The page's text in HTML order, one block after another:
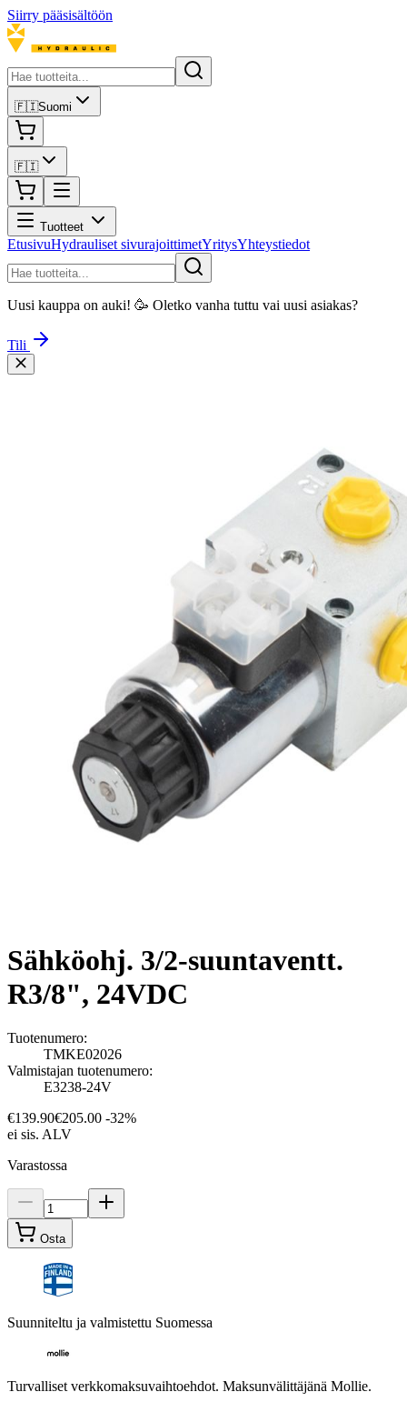
Siirry pääsisältöön
🇫🇮Suomi
🇫🇮
Tuotteet
EtusivuHydrauliset sivurajoittimetYritysYhteystiedot
Uusi kauppa on auki! 🥳 Oletko vanha tuttu vai uusi asiakas?
Tili
Sähköohj. 3/2-suuntaventt.
R3/8", 24VDC
Tuotenumero:
TMKE02026
Valmistajan tuotenumero:
E3238-24V
€139.90€205.00 -32%
ei sis. ALV
Varastossa
Osta
Suunniteltu ja valmistettu Suomessa
Turvalliset verkkomaksuvaihtoehdot. Maksunvälittäjänä Mollie.